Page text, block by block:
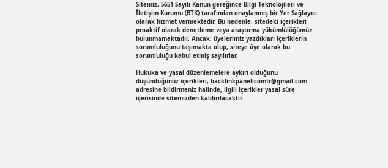
Sitemiz, 5651 Sayılı Kanun gereğince Bilgi Teknolojileri ve
İletişim Kurumu (BTK) tarafından onaylanmış bir Yer Sağlayıcı
olarak hizmet vermektedir. Bu nedenle, sitedeki içerikleri
proaktif olarak denetleme veya araştırma yükümlülüğümüz
bulunmamaktadır. Ancak, üyelerimiz yazdıkları içeriklerin
sorumluluğunu taşımakta olup, siteye üye olarak bu
sorumluluğu kabul etmiş sayılırlar.
Hukuka ve yasal düzenlemelere aykırı olduğunu
düşündüğünüz içerikleri, backlinkpanelicomtr@gmail.com
adresine bildirmeniz halinde, ilgili içerikler yasal süre
içerisinde sitemizden kaldırılacaktır.